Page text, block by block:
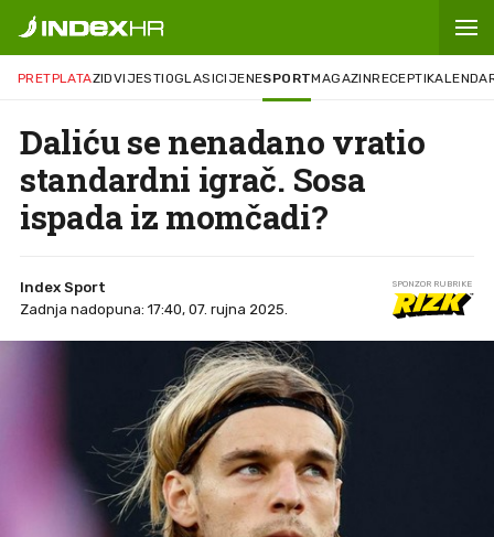
PRETPLATAZIDVIJESTIOGLASICIJENESPORTMAGAZINRECEPTI
Daliću se nenadano vratio
standardni igrač. Sosa
ispada iz momčadi?
Index Sport
Zadnja nadopuna: 17:40, 07. rujna 2025.
SPONZOR RUBRIKE